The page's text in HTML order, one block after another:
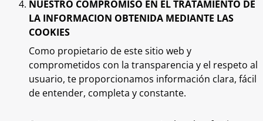
NUESTRO COMPROMISO EN EL TRATAMIENTO DE
LA INFORMACION OBTENIDA MEDIANTE LAS
COOKIES
Como propietario de este sitio web y
comprometidos con la transparencia y el respeto al
usuario, te proporcionamos información clara, fácil
de entender, completa y constante.